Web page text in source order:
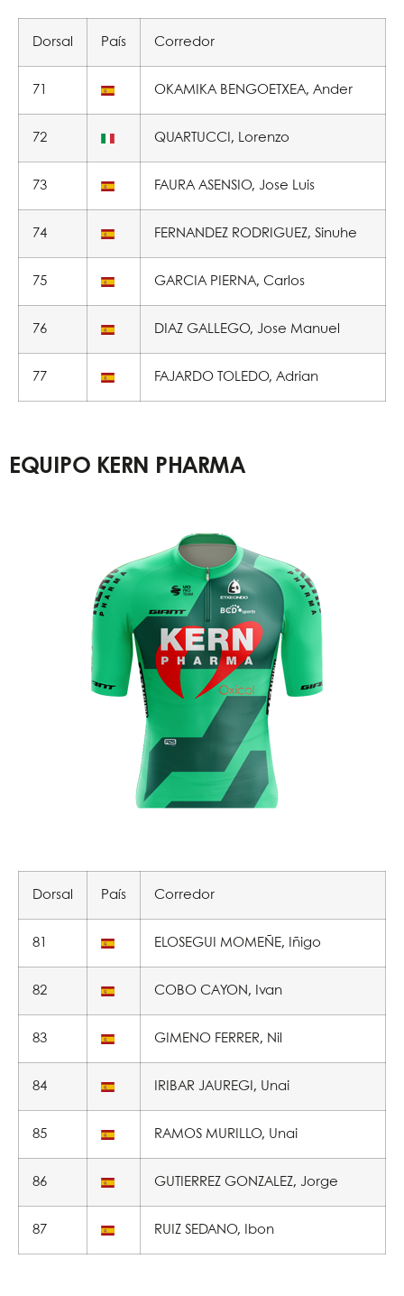
Dorsal País Corredor
71 OKAMIKA BENGOETXEA, Ander
72 QUARTUCCI, Lorenzo
73 FAURA ASENSIO, Jose Luis
74 FERNANDEZ RODRIGUEZ, Sinuhe
75 GARCIA PIERNA, Carlos
76 DIAZ GALLEGO, Jose Manuel
77 FAJARDO TOLEDO, Adrian
EQUIPO KERN PHARMA
Dorsal País Corredor
81 ELOSEGUI MOMEÑE, Iñigo
82 COBO CAYON, Ivan
83 GIMENO FERRER, Nil
84 IRIBAR JAUREGI, Unai
85 RAMOS MURILLO, Unai
86 GUTIERREZ GONZALEZ, Jorge
87 RUIZ SEDANO, Ibon